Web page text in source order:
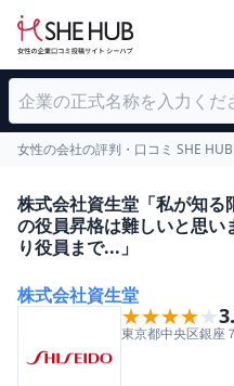
女性の会社の評判・口コミ SHE HUB
株式会社資生堂「私が知
の役員昇格は難しいと思
り役員まで...」
株式会社資生堂
★★★★★
★★★★★
東京都中央区銀座